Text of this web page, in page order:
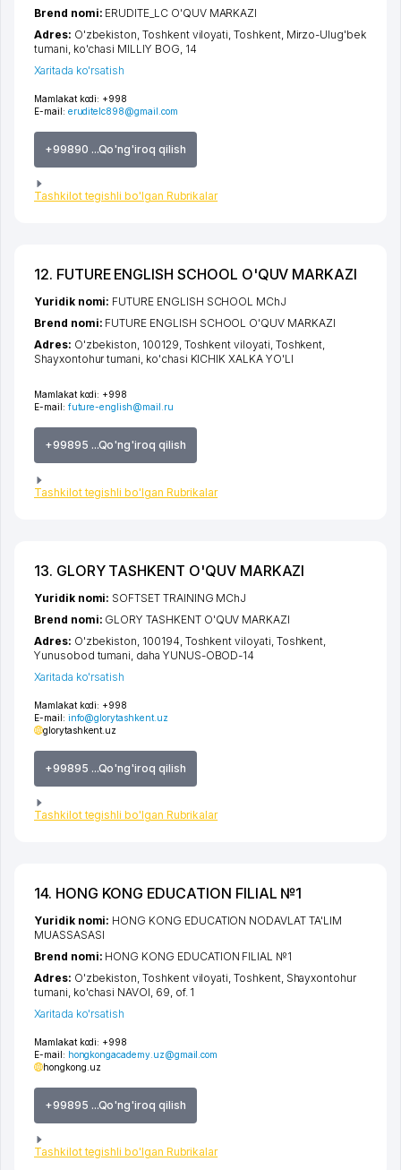
Mamlakat kodi: +998
E-mail: eruditelc898@gmail.com
+99890 ...Qo'ng'iroq qilish
Tashkilot tegishli bo'lgan Rubrikalar
Brend nomi: ERUDITE_LC O'QUV MARKAZI
Adres: O'zbekiston,Toshkent viloyati,Toshkent, Mirzo-Ulug'bek
tumani, ko'chasi MILLIY BOG, 14
Xaritada ko'rsatish
12. FUTURE ENGLISH SCHOOL O'QUV MARKAZI
Mamlakat kodi: +998
E-mail: future-english@mail.ru
+99895 ...Qo'ng'iroq qilish
Tashkilot tegishli bo'lgan Rubrikalar
Yuridik nomi: FUTURE ENGLISH SCHOOL MChJ
Brend nomi: FUTURE ENGLISH SCHOOL O'QUV MARKAZI
Adres: O'zbekiston, 100129, Toshkent viloyati, Toshkent,
Shayxontohur tumani, ko'chasi KICHIK XALKA YO'LI
13. GLORY TASHKENT O'QUV MARKAZI
Mamlakat kodi: +998
E-mail: info@glorytashkent.uz
glorytashkent.uz
+99895 ...Qo'ng'iroq qilish
Tashkilot tegishli bo'lgan Rubrikalar
Yuridik nomi: SOFTSET TRAINING MChJ
Brend nomi: GLORY TASHKENT O'QUV MARKAZI
Adres: O'zbekiston, 100194, Toshkent viloyati Toshkent
Yunusobod tumani daha YUNUS-OBOD-14
Xaritada ko'rsatish
14. HONG KONG EDUCATION FILIAL №1
Mamlakat kodi: +998
E-mail: hongkongacademy.uz@gmail.com
hongkong.uz
+99895 ...Qo'ng'iroq qilish
Tashkilot tegishli bo'lgan Rubrikalar
Yuridik nomi: HONG KONG EDUCATION NODAVLAT TA'LIM
MUASSASASI
Brend nomi: HONG KONG EDUCATION FILIAL №1
Adres: O'zbekiston,Toshkent viloyati ,Toshkent, Shayxontohur
tumani ko'chasi NAVOI , 69, of. 1
Xaritada ko'rsatish